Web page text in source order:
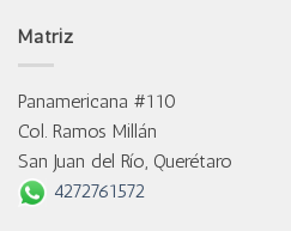
Matriz
Panamericana #110
Col. Ramos Millán
San Juan del Río, Querétaro
4272761572